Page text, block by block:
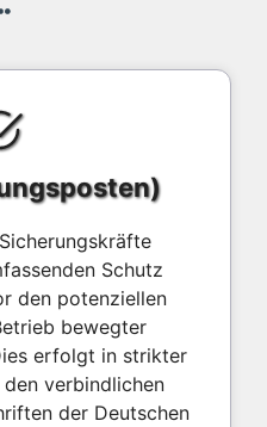
Schutz
den potenziellen
bewegter
erfolgt in strikter
verbindlichen
der Deutschen